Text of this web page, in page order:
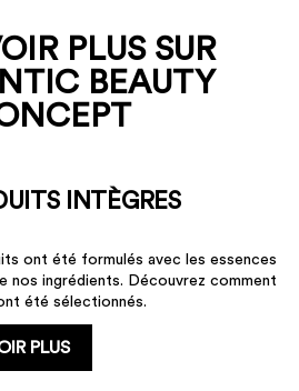
PLUS SUR
BEAUTY
INTÈGRES
ont été formulés avec les essences
nos ingrédients. Découvrez comment
été sélectionnés.
PLUS